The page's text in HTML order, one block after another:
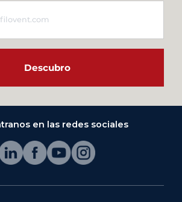
Descubro
en las redes sociales